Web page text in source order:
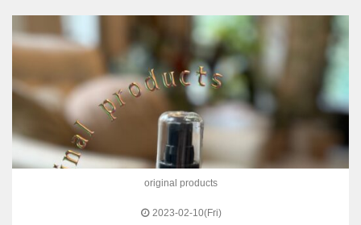
original products
2023-02-10(Fri)